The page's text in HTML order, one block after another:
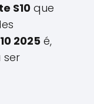
S10 que
2025 é,
ser